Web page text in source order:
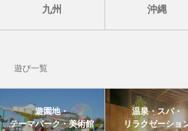
九州 沖縄
遊び一覧
遊園地・
テーマパーク・美術館
温泉・スパ・
リラクゼーショ